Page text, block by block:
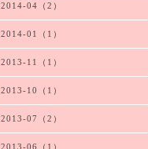
2014-04（2）
2014-01（1）
2013-11（1）
2013-10（1）
2013-07（2）
2013-06（1）